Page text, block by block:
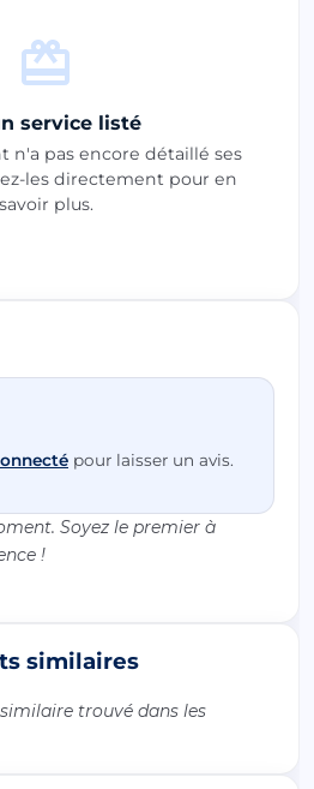
service listé
n'a pas encore détaillé ses
les directement pour en
savoir plus.
pour laisser un avis.
Soyez le premier à
!
similaires
trouvé dans les